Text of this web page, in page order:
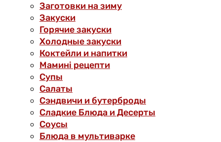
Заготовки на зиму
Закуски
Горячие закуски
Холодные закуски
Коктейли и напитки
Мамині рецепти
Супы
Салаты
Сэндвичи и бутерброды
Сладкие Блюда и Десерты
Соусы
Блюда в мультиварке